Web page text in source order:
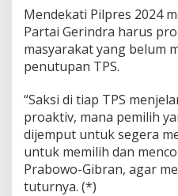
l
a
t
i
n
K
e
p
a
d
a
Mendekati Pilpres 2024
Partai Gerindra harus
masyarakat yang belum
penutupan TPS.
“Saksi di tiap TPS
proaktiv, mana pemilih
dijemput untuk segera
untuk memilih dan
Prabowo-Gibran, agar
tuturnya. (*)